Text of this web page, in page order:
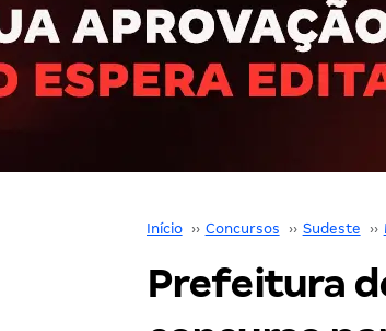
Início ›› Concursos ›› Sudeste ››
Prefeitura